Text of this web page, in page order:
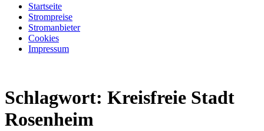
Startseite
Strompreise
Stromanbieter
Cookies
Impressum
Schlagwort: Kreisfreie Stadt
Rosenheim